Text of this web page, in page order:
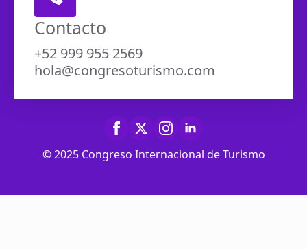
Contacto
+52 999 955 2569
hola@congresoturismo.com
© 2025 Congreso Internacional de Turismo